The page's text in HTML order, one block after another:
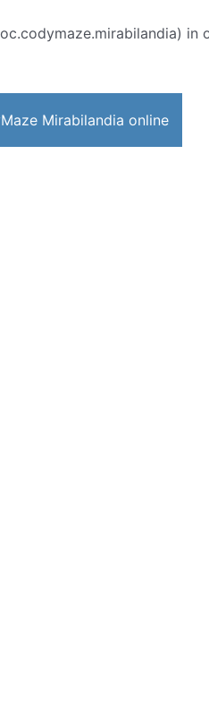
Mirabilandia online